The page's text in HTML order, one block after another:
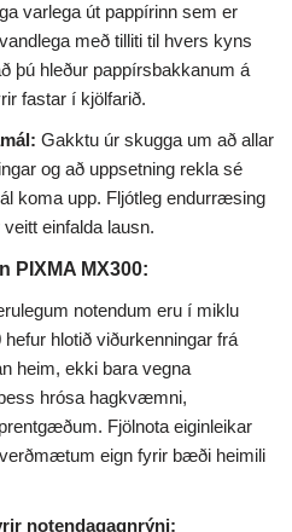
varlega út pappírinn sem er
með tilliti til hvers kyns
þú hleður pappírsbakkanum á
fastar í kjölfarið.
Gakktu úr skugga um að allar
og að uppsetning rekla sé
koma upp. Fljótleg endurræsing
einfalda lausn.
PIXMA MX300:
notendum eru í miklu
hlotið viðurkenningar frá
heim, ekki bara vegna
hrósa hagkvæmni,
Fjölnota eiginleikar
eign fyrir bæði heimili
notendagagnrýni: